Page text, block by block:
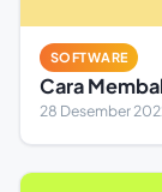
SOFTWARE
Cara
28 Desember